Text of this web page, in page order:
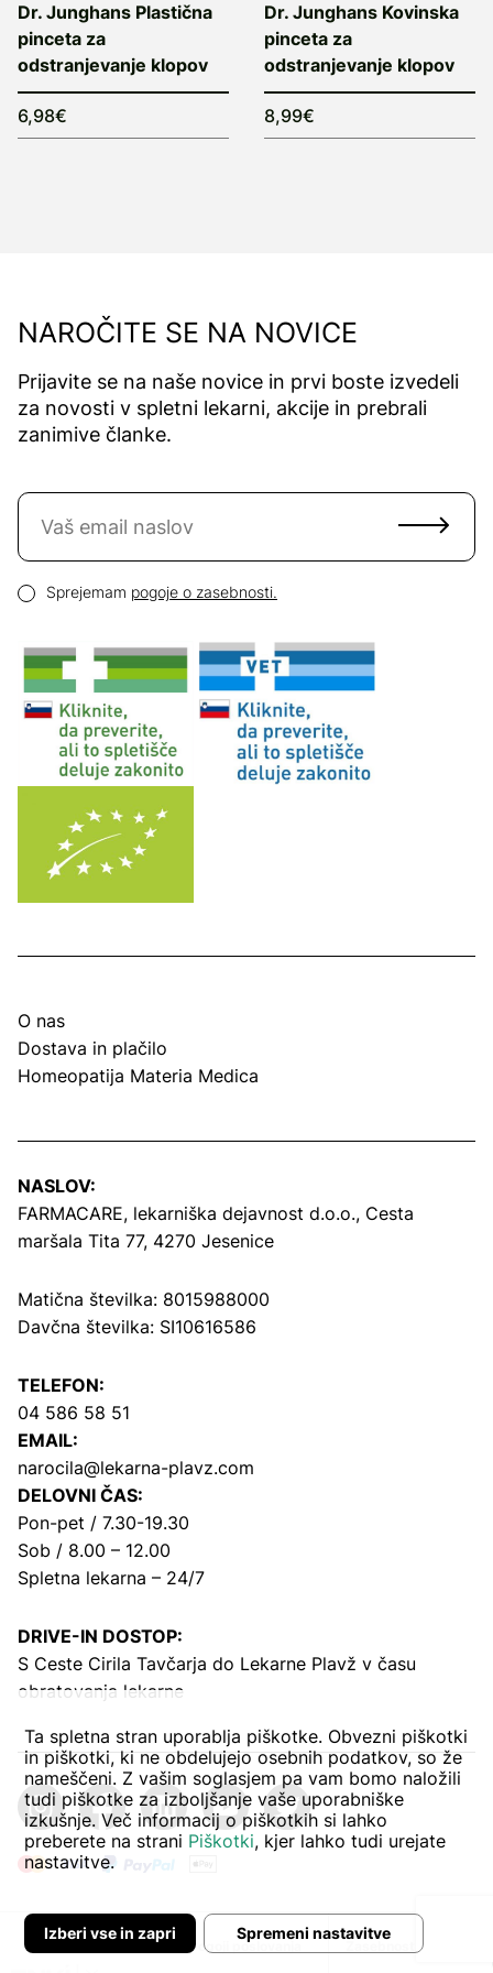
Dr. Junghans Plastična
pinceta za
odstranjevanje klopov
6,98€
Dr. Junghans Kovinska
pinceta za
odstranjevanje klopov
8,99€
NAROČITE SE NA NOVICE
Prijavite se na naše novice in prvi boste izvedeli
za novosti v spletni lekarni, akcije in prebrali
zanimive članke.
Naročite se na novice
Pogoji zasebnosti
Sprejemam pogoje o zasebnosti.
O nas
Dostava in plačilo
Homeopatija Materia Medica
NASLOV:
FARMACARE, lekarniška dejavnost d.o.o., Cesta
maršala Tita 77, 4270 Jesenice
Matična številka: 8015988000
Davčna številka: SI10616586
TELEFON:
04 586 58 51
EMAIL:
narocila@lekarna-plavz.com
DELOVNI ČAS:
Pon-pet / 7.30-19.30
Sob / 8.00 – 12.00
Spletna lekarna – 24/7
DRIVE-IN DOSTOP:
S Ceste Cirila Tavčarja do Lekarne Plavž v času
obratovanja lekarne
Pogoji poslovanja Zasebnost in piškoti
Ta spletna stran uporablja piškotke. Obvezni piškotki
in piškotki, ki ne obdelujejo osebnih podatkov, so že
nameščeni. Z vašim soglasjem pa vam bomo naložili
tudi piškotke za izboljšanje vaše uporabniške
izkušnje. Več informacij o piškotkih si lahko
preberete na strani Piškotki, kjer lahko tudi urejate
nastavitve.
Spremeni nastavitve
Izberi vse in zapri